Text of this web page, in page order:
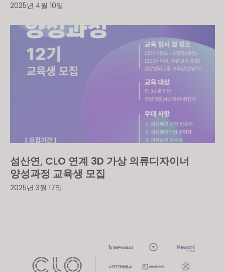
2025년 4월 10일
섬산연, CLO 연계 3D 가상 의류디자이너
양성과정 교육생 모집
2025년 3월 17일